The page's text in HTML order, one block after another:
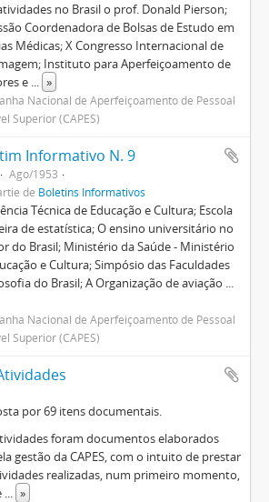
no Brasil o prof. Donald Pierson;
Coordenadora de Bolsas de Estudo em
Médicas; X Congresso Internacional de
Instituto para Aperfeiçoamento de
e ... »
Nacional de Aperfeiçoamento de Pessoal
Superior (CAPES)
Informativo N. 9
Ago/1953
de Boletins Informativos
Técnica de Educação e Cultura; Escola
de estatística; O ensino universitário no
do Brasil; Ministério da Saúde - Ministério
e Cultura; Simpósio das Faculdades
do Brasil; A Organização de aviação ...
Nacional de Aperfeiçoamento de Pessoal
Superior (CAPES)
por 69 itens documentais.
foram documentos elaborados
gestão da CAPES, com o intuito de prestar
realizadas, num primeiro momento,
... »